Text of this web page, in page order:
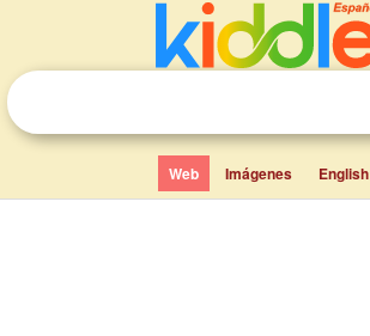
Web Imágenes English